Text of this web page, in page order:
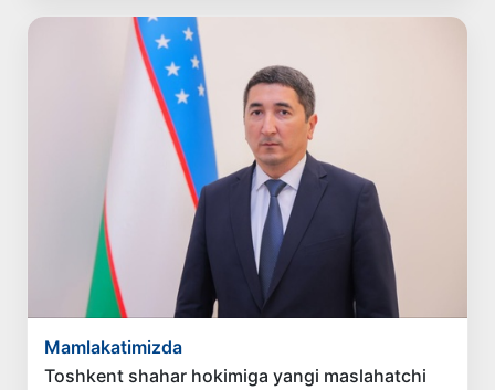
Mamlakatimizda
Toshkent shahar hokimiga yangi maslahatchi